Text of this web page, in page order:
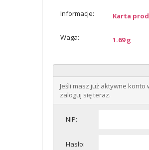
Informacje: Karta
Waga: 1.69 g
Jeśli masz już aktywne
zaloguj się teraz.
NIP:
Hasło: